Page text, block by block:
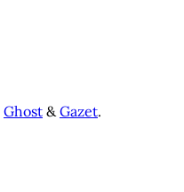
Ghost & Gazet.